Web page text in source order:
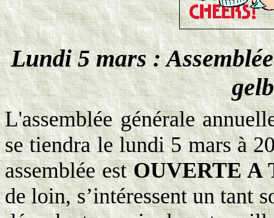
Lundi 5 mars :
L'assemblée générale
se tiendra le lundi 5 mars à
assemblée estOUVERTE A
de loin, s’intéressent un tant